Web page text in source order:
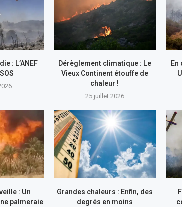
: L’ANEF
Dérèglement climatique : Le
Vieux Continent étouffe de
chaleur !
25 juillet 2026
En
: Un
palmeraie
Grandes chaleurs : Enfin, des
degrés en moins